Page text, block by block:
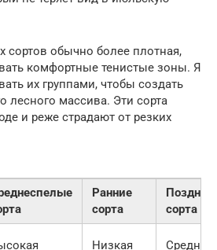
сортов обычно более плотная,
комфортные тенистые зоны. Я
их группами, чтобы создать
лесного массива. Эти сорта
и реже страдают от резких
Ранние
сорта
Поздние
сорта
Низкая Средняя